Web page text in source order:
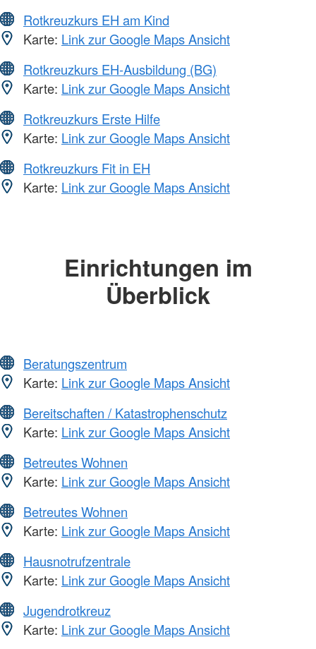
Rotkreuzkurs EH am Kind
Karte: Link zur Google Maps Ansicht
Rotkreuzkurs EH-Ausbildung (BG)
Karte: Link zur Google Maps Ansicht
Rotkreuzkurs Erste Hilfe
Karte: Link zur Google Maps Ansicht
Rotkreuzkurs Fit in EH
Karte: Link zur Google Maps Ansicht
Einrichtungen im
Überblick
Beratungszentrum
Karte: Link zur Google Maps Ansicht
Bereitschaften / Katastrophenschutz
Karte: Link zur Google Maps Ansicht
Betreutes Wohnen
Karte: Link zur Google Maps Ansicht
Betreutes Wohnen
Karte: Link zur Google Maps Ansicht
Hausnotrufzentrale
Karte: Link zur Google Maps Ansicht
Jugendrotkreuz
Karte: Link zur Google Maps Ansicht